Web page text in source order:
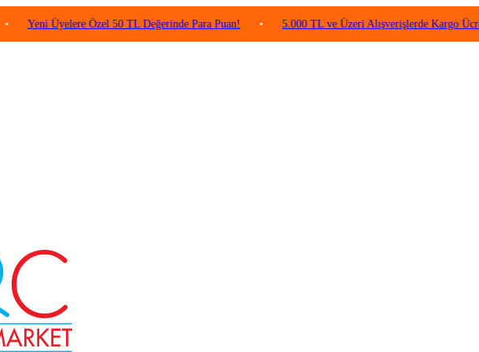
Yeni Üyelere Özel 50 TL Değerinde Para Puan! • 5.000 TL ve Üzeri Alışverişlerde Kargo Ücretsiz!